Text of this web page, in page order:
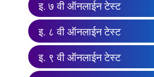
इ. ७ वी ऑनलाईन टेस्ट
इ. ८ वी ऑनलाईन टेस्ट
इ. ९ वी ऑनलाईन टेस्ट